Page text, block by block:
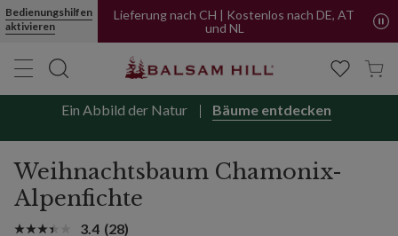
Bedienungshilfen
aktivieren
Lieferung nach CH | Kostenlos nach DE, AT
und NL
Ein Abbild der Natur Bäume entdecken
Weihnachtsbaum Chamonix-
Alpenfichte
3.4 (28)